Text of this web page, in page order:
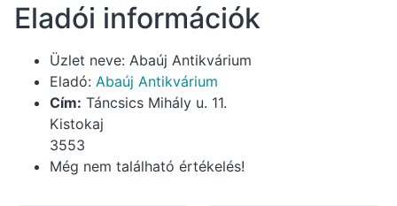
Eladói információk
Üzlet neve: Abaúj Antikvárium
Eladó: Abaúj Antikvárium
Cím: Táncsics Mihály u. 11.
Kistokaj
3553
Még nem található értékelés!